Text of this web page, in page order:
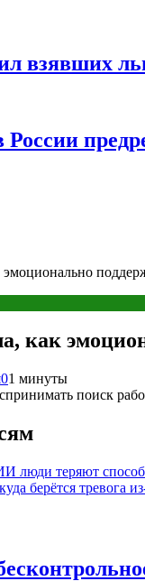
взявших
эмоционально
как
01 минуты
поиск
люди теряют
берётся тревога